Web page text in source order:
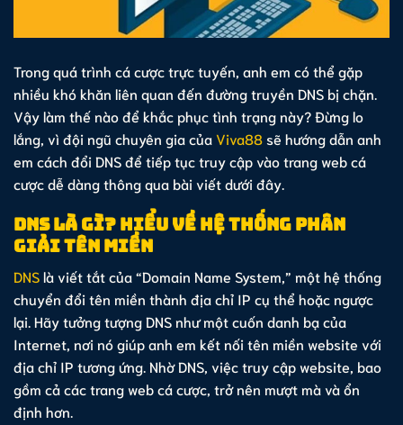
Trong quá trình cá cược trực tuyến, anh em có thể gặp
nhiều khó khăn liên quan đến đường truyền DNS bị chặn.
Vậy làm thế nào để khắc phục tình trạng này? Đừng lo
lắng, vì đội ngũ chuyên gia của Viva88 sẽ hướng dẫn anh
em cách đổi DNS để tiếp tục truy cập vào trang web cá
cược dễ dàng thông qua bài viết dưới đây.
DNS là gì? Hiểu về hệ thống phân
giải tên miền
DNSlà viết tắt của “Domain Name System,” một hệ thống
chuyển đổi tên miền thành địa chỉ IP cụ thể hoặc ngược
lại. Hãy tưởng tượng DNS như một cuốn danh bạ của
Internet, nơi nó giúp anh em kết nối tên miền website với
địa chỉ IP tương ứng. Nhờ DNS, việc truy cập website, bao
gồm cả các trang web cá cược, trở nên mượt mà và ổn
định hơn.